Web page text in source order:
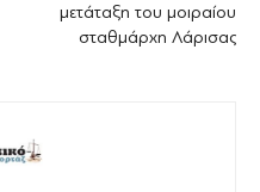
μετάταξη του μοιραίου
σταθμάρχη Λάρισας